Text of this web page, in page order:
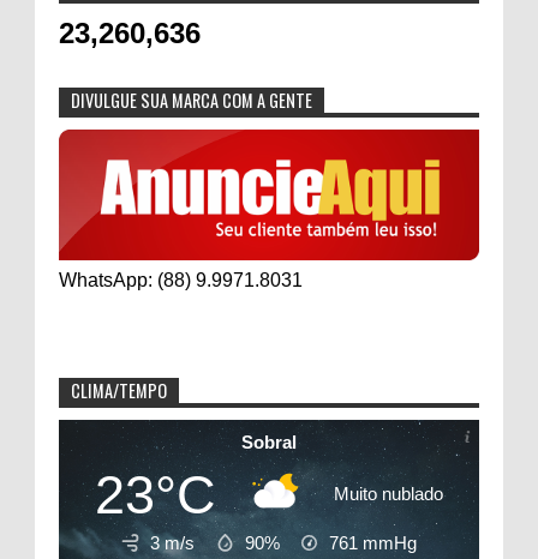
23,260,636
DIVULGUE SUA MARCA COM A GENTE
WhatsApp: (88) 9.9971.8031
CLIMA/TEMPO
Sobral
23°C Muito nublado
3 m/s 90% 761 mmHg